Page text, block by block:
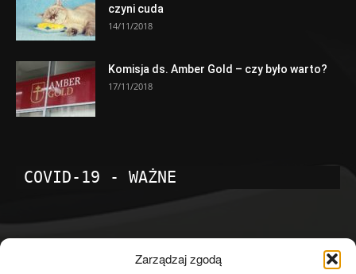
Zarządzaj zgodą
czyni cuda
14/11/2018
Komisja ds. Amber Gold – czy było warto?
17/11/2018
COVID-19 - WAŻNE